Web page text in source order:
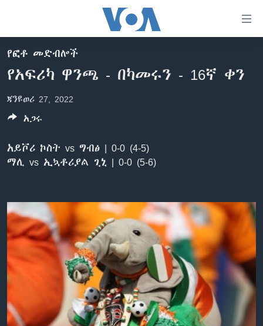
ማገናኛዎች
ዋናው
እለፍ
ወደ
ይዘት
እለፍ
ይዘት
እለፍ
ኢትዮጵያ
አፍሪካ
ዓለምአቀፍ
አሜሪካ
መካከለኛው ምሥራቅ
ኑሮ በጤንነት
ጋቢና ቪኦኤ
ከምሽቱ ሦስት ሰዓት የአማርኛ ዜና
ቪዲዮ
የፎቶ መድብሎች
Learning English
ይከተሉን
ቋንቋዎች
የፎቶ መድብሎች
የአፍሪካ ዋንጫ - በካመሩን - 16ኛ ቀን
ጃንዩወሪ 27, 2022
አይቮሪ ኮስት vs ግብፅ | 0-0 (4-5)
ማሊ vs ኢኳቶሪያል ጊኒ | 0-0 (5-6)
አጋሩ